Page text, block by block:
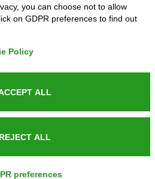
ANNOUNCEMENT
UNI EN ISO 9001:2015
- C.so Italia n.8 70123, BARI
you can choose not to allow
on GDPR preferences to find out
Policy
ALL
REJECT ALL
preferences